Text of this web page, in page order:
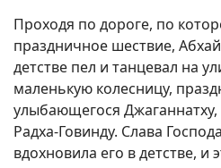
Проходя по дороге, по
праздничное шествие,
детстве пел и танцевал на
маленькую колесницу,
улыбающегося Джаганнатху,
Радха-Говинду. Слава
вдохновила его в детстве, и